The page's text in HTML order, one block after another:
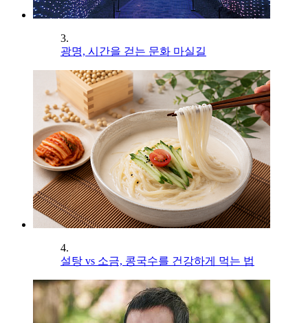
3.
광명, 시간을 걷는 문화 마실길
4.
설탕 vs 소금, 콩국수를 건강하게 먹는 법